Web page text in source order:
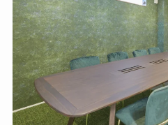
で、お気軽にご相談くださ
058-
受付時間／午前9時〜午後6